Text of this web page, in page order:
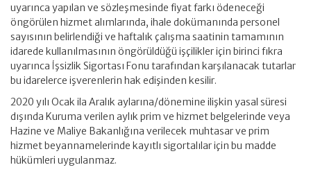
uyarınca yapılan ve sözleşmesinde fiyat farkı ödeneceği
öngörülen hizmet alımlarında, ihale dokümanında personel
sayısının belirlendiği ve haftalık çalışma saatinin tamamının
idarede kullanılmasının öngörüldüğü işçilikler için birinci fıkra
uyarınca İşsizlik Sigortası Fonu tarafından karşılanacak tutarlar
bu idarelerce işverenlerin hak edişinden kesilir.
2020 yılı Ocak ila Aralık aylarına/dönemine ilişkin yasal süresi
dışında Kuruma verilen aylık prim ve hizmet belgelerinde veya
Hazine ve Maliye Bakanlığına verilecek muhtasar ve prim
hizmet beyannamelerinde kayıtlı sigortalılar için bu madde
hükümleri uygulanmaz.